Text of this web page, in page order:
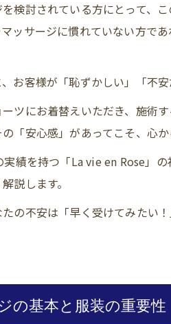
検討されている方にとって、
ッサージに慣れていない方で
お客様が「恥ずかしい」「不
ツにお着替えいただき、施術
「安心感」があってこそ、心
績を持つ「La vie en Rose」
説します。
の不安は「早く受けてみたい
の基本と服装の重要性